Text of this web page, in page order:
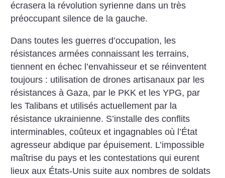
écrasera la révolution syrienne dans un très
préoccupant silence de la gauche.
Dans toutes les guerres d’occupation, les
résistances armées connaissant les terrains,
tiennent en échec l’envahisseur et se réinventent
toujours : utilisation de drones artisanaux par les
résistances à Gaza, par le PKK et les YPG, par
les Talibans et utilisés actuellement par la
résistance ukrainienne. S’installe des conflits
interminables, coûteux et ingagnables où l’État
agresseur abdique par épuisement. L’impossible
maîtrise du pays et les contestations qui eurent
lieux aux États-Unis suite aux nombres de soldats